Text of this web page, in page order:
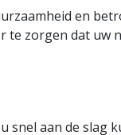
en
te zorgen dat uw
snel aan de slag